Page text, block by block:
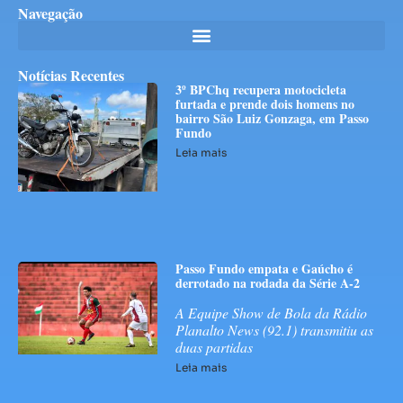
Navegação
Notícias Recentes
3º BPChq recupera motocicleta
furtada e prende dois homens no
bairro São Luiz Gonzaga, em Passo
Fundo
Leia mais
Passo Fundo empata e Gaúcho é
derrotado na rodada da Série A-2
A Equipe Show de Bola da Rádio
Planalto News (92.1) transmitiu as
duas partidas
Leia mais